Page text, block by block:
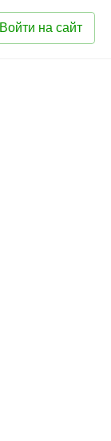
Войти на сайт